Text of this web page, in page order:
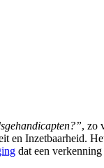
, zo
en Inzetbaarheid.
dat een